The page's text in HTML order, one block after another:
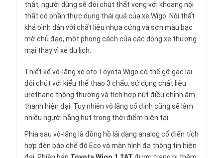
thất, người dùng sẽ đôi chút thất vọng với khoang nội
thất có phần thực dụng thái quá của xe Wigo. Nội thất
khá bình dân với chất liệu nhựa cứng và sơn màu bạc
mờ chủ đạo, một phong cách của các dòng xe thương
mại thay vì xe du lịch.
Thiết kế vô-lăng xe oto Toyota Wigo có thể gỡ gạc lại
đôi chút với kiểu thể thao 3 chấu, sử dụng chất liệu
urethane thông thường và tích hợp nút điều chỉnh âm
thanh hiện đại. Tuy nhiên vô lăng cố định cũng sẽ làm
nhiều người hẫng hụt trong thời điểm hiện tại.
Phía sau vô-lăng là đồng hồ lái dạng analog cổ điển tích
hợp đèn báo chế độ Eco và màn hình đa thông tin hiện